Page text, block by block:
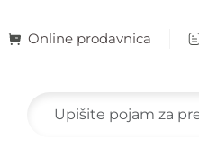
Online prodavnica